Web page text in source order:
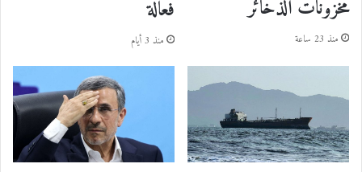
مخزونات الذخائر
منذ 23 ساعة
فعالة
منذ 3 أيام